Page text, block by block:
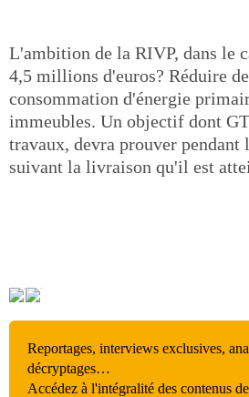
L'ambition de la RIVP, dans le
4,5 millions d'euros? Réduire
consommation d'énergie
immeubles. Un objectif dont
travaux, devra prouver pendant
suivant la livraison qu'il est
Reportages, interviews exclusives,
décryptages…
Accédez à l'intégralité des contenus